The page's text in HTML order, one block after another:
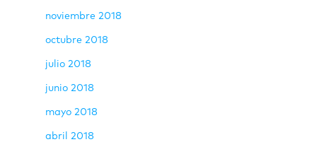
noviembre 2018
octubre 2018
julio 2018
junio 2018
mayo 2018
abril 2018